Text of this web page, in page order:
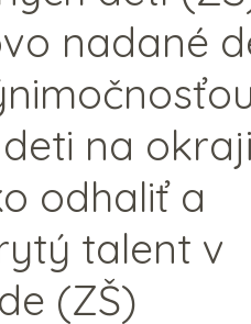
nadané
na
odhaliť a
talent v
(ZŠ)